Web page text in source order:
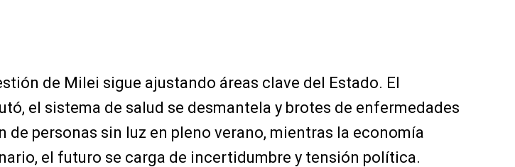
de Milei sigue ajustando áreas clave del Estado. El
el sistema de salud se desmantela y brotes de enfermedades
personas sin luz en pleno verano, mientras la economía
el futuro se carga de incertidumbre y tensión política.